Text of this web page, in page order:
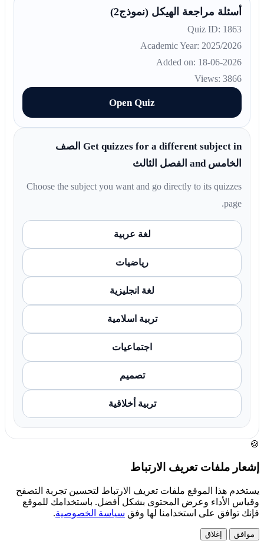
أسئلة مراجعة الهيكل (نموذج2)
Quiz ID: 1863
Academic Year: 2025/2026
Added on: 18-06-2026
Views: 3866
Open Quiz
Get quizzes for a different subject in الصف
الخامس and الفصل الثالث
Choose the subject you want and go directly to its quizzes
page.
لغة عربية
رياضيات
لغة انجليزية
تربية اسلامية
اجتماعيات
تصميم
تربية أخلاقية
🍪
إشعار ملفات تعريف الارتباط
يستخدم هذا الموقع ملفات تعريف الارتباط لتحسين تجربة التصفح
وقياس الأداء وعرض المحتوى بشكل أفضل. باستخدامك للموقع
فإنك توافق على استخدامنا لها وفق سياسة الخصوصية.
موافق إغلاق